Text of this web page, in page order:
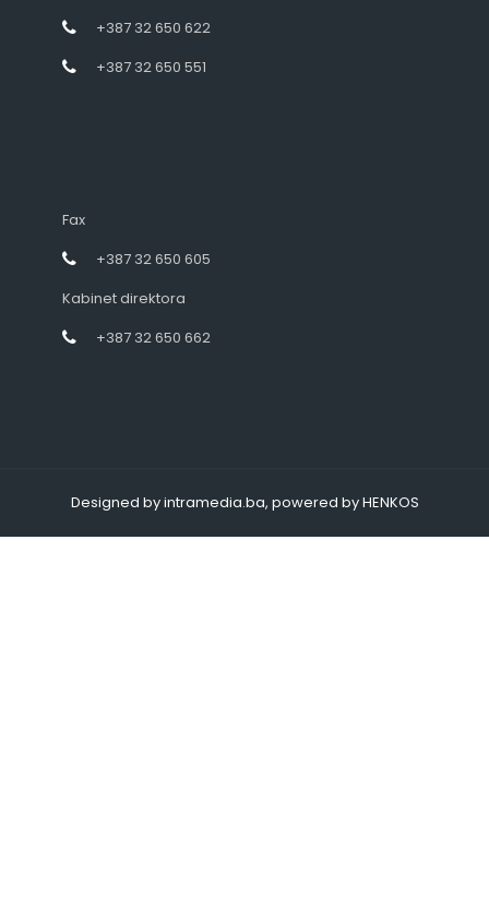
+387 32 650 622
+387 32 650 551
Fax
+387 32 650 605
Kabinet direktora
+387 32 650 662
Designed by intramedia.ba, powered by HENKOS